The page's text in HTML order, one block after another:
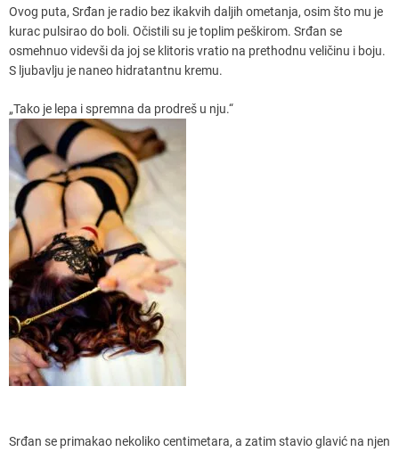
Ovog puta, Srđan je radio bez ikakvih daljih ometanja, osim što mu je
kurac pulsirao do boli. Očistili su je toplim peškirom. Srđan se
osmehnuo videvši da joj se klitoris vratio na prethodnu veličinu i boju.
S ljubavlju je naneo hidratantnu kremu.
„Tako je lepa i spremna da prodreš u nju.“
Srđan se primakao nekoliko centimetara, a zatim stavio glavić na njen